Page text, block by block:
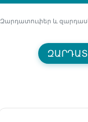
Զարդատուփեր և